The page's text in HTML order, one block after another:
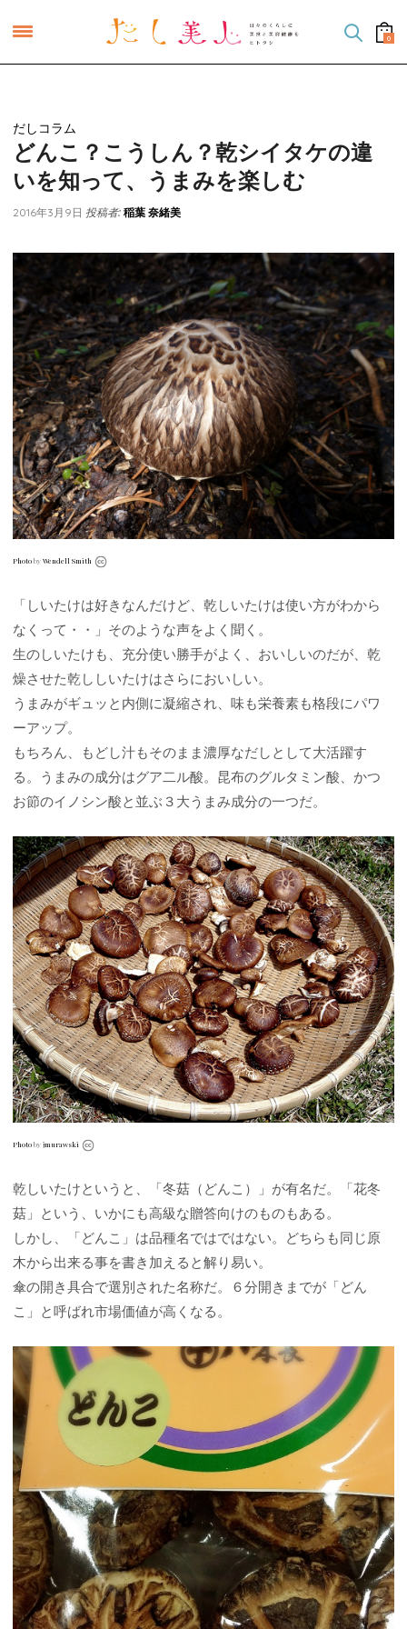
0
だしコラム
どんこ？こうしん？乾シイタケの違
いを知って、うまみを楽しむ
2016年3月9日 投稿者: 稲葉 奈緒美
Photo byWendell Smith
「しいたけは好きなんだけど、乾しいたけは使い方がわから
なくって・・」そのような声をよく聞く。
生のしいたけも、充分使い勝手がよく、おいしいのだが、乾
燥させた乾ししいたけはさらにおいしい。
うまみがギュッと内側に凝縮され、味も栄養素も格段にパワ
ーアップ。
もちろん、もどし汁もそのまま濃厚なだしとして大活躍す
る。うまみの成分はグア二ル酸。昆布のグルタミン酸、かつ
お節のイノシン酸と並ぶ３大うまみ成分の一つだ。
Photo byjmurawski
乾しいたけというと、「冬菇（どんこ）」が有名だ。「花冬
菇」という、いかにも高級な贈答向けのものもある。
しかし、「どんこ」は品種名ではではない。どちらも同じ原
木から出来る事を書き加えると解り易い。
傘の開き具合で選別された名称だ。６分開きまでが「どん
こ」と呼ばれ市場価値が高くなる。